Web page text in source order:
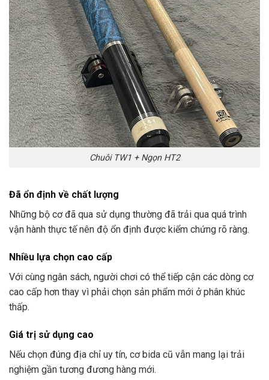
Chuôi TW1 + Ngọn HT2
Đã ổn định về chất lượng
Những bộ cơ đã qua sử dụng thường đã trải qua quá trình
vận hành thực tế nên độ ổn định được kiểm chứng rõ ràng.
Nhiều lựa chọn cao cấp
Với cùng ngân sách, người chơi có thể tiếp cận các dòng cơ
cao cấp hơn thay vì phải chọn sản phẩm mới ở phân khúc
thấp.
Giá trị sử dụng cao
Nếu chọn đúng địa chỉ uy tín, cơ bida cũ vẫn mang lại trải
nghiệm gần tương đương hàng mới.